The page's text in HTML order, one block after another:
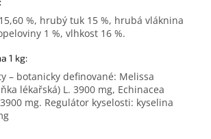
%, hrubý tuk 15 %, hrubá vláknina
1 %, vlhkost 16 %.
1 kg:
– botanicky definované: Melissa
lékařská) L. 3900 mg, Echinacea
mg. Regulátor kyselosti: kyselina